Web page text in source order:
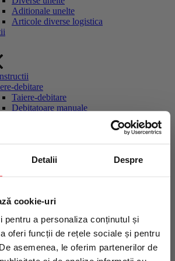
Detalii Despre
cookie-uri
pentru a personaliza conținutul și
oferi funcții de rețele sociale și pentru
asemenea, le oferim partenerilor de
Aditionale unelte
Articole diverse logistica
debitare
Taiere-debitare
Debitatoare manuale
Fierastraie materiale de constructii
Ghilotine pavele
compresoare, surse hidraulice
Motocompresoare tractabile
Compactoare
Maiuri compactoare
Intră în echipa
TRITON
care află despre noutăți,